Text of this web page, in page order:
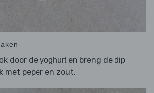
door de yoghurten breng de dip
met peper en zout.